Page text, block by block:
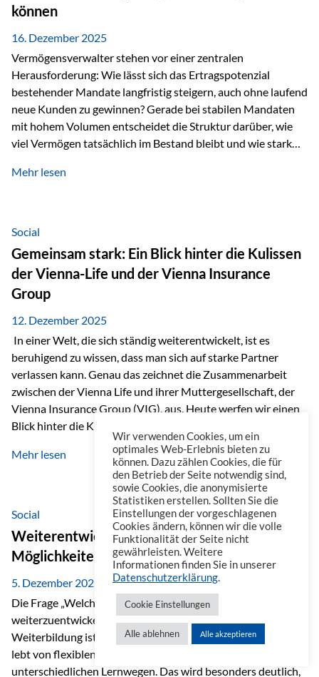
können
16. Dezember 2025
Vermögensverwalter stehen vor einer zentralen
Herausforderung: Wie lässt sich das Ertragspotenzial
bestehender Mandate langfristig steigern, auch ohne laufend
neue Kunden zu gewinnen? Gerade bei stabilen Mandaten
mit hohem Volumen entscheidet die Struktur darüber, wie
viel Vermögen tatsächlich im Bestand bleibt und wie stark
Beispiel verdeutlicht diese Wirkung besonders deutlich.
hinzukommen, spielt nicht nur die Rendite eine Rolle. Auch
steuerliche Effekte haben einen erheblichen Einfluss auf…
Mehr lesen
Social
Gemeinsam stark: Ein Blick hinter die Kulissen
der Vienna-Life und der Vienna Insurance
Group
12. Dezember 2025
In einer Welt, die sich ständig weiterentwickelt, ist es
beruhigend zu wissen, dass man sich auf starke Partner
verlassen kann. Genau das zeichnet die Zusammenarbeit
zwischen der Vienna Life und ihrer Muttergesellschaft, der
Vienna Insurance Group (VIG), aus. Heute werfen wir einen
Blick hinter die Kulissen auf eine Unternehmensgruppe mit
beeindruckender Geschichte, gewachsenem Know-how und
einem stabilen Fundament. Ein starkes Netzwerk in ganz
Europa Die Vienna Insurance Group ist die führende
Versicherungsgruppe in Zentral- und Osteuropa. Mit über
50 Versicherungsgesellschaften in insgesamt 30 Ländern
verbindet sie regionale Stärke mit internationaler
Kompetenz.
Mehr lesen
Social
Weiterentwicklung im Berufsalltag: Welche
Möglichkeiten es gibt
5. Dezember 2025
Die Frage „Welche Möglichkeiten gibt es, sich
weiterzuentwickeln?“ lässt sich heute vielseitig beantworten.
Weiterbildung ist längst kein starrer Prozess mehr, sondern
lebt von flexiblen Formaten, individuellen Bedürfnissen und
unterschiedlichen Lernwegen. Das wird besonders deutlich,
Wir verwenden Cookies, um ein
optimales Web-Erlebnis bieten zu
können. Dazu zählen Cookies, die für
den Betrieb der Seite notwendig sind,
sowie Cookies, die anonymisierte
Statistiken erstellen. Sollten Sie die
Einstellungen der vorgeschlagenen
Cookies ändern, können wir die volle
Funktionalität der Seite nicht
gewährleisten. Weitere
Informationen finden Sie in unserer
Datenschutzerklärung.
Cookie Einstellungen
Alle ablehnen Alle akzeptieren